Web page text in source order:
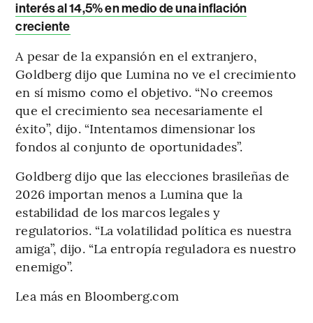
interés al 14,5% en medio de una inflación
creciente
A pesar de la expansión en el extranjero,
Goldberg dijo que Lumina no ve el crecimiento
en sí mismo como el objetivo. “No creemos
que el crecimiento sea necesariamente el
éxito”, dijo. “Intentamos dimensionar los
fondos al conjunto de oportunidades”.
Goldberg dijo que las elecciones brasileñas de
2026 importan menos a Lumina que la
estabilidad de los marcos legales y
regulatorios. “La volatilidad política es nuestra
amiga”, dijo. “La entropía reguladora es nuestro
enemigo”.
Lea más en Bloomberg.com